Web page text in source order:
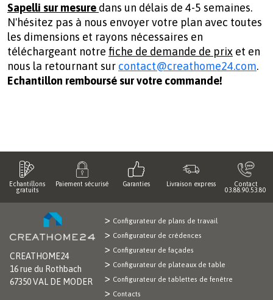
Sapelli sur mesure dans un délais de 4-5 semaines.
N'hésitez pas à nous envoyer votre plan avec toutes
les dimensions et rayons nécessaires en
téléchargeant notre fiche de demande de prix et en
nous la retournant sur contact@creathome24.com.
Echantillon remboursé sur votre commande!
Echantillons
gratuits
Paiement sécurisé Garanties Livraison express
Contact
03.88.90.53.80
CREATHOME24
16 rue du Rothbach
67350 VAL DE MODER
Configurateur de plans de travail
Configurateur de crédences
Configurateur de façades
Configurateur de plateaux de table
Configurateur de tablettes de fenêtre
Contacts